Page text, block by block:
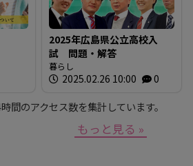
2025年広島県公立高校入
試 問題・解答
暮らし
2025.02.26 10:00 0
間のアクセス数を集計しています。
もっと見る »